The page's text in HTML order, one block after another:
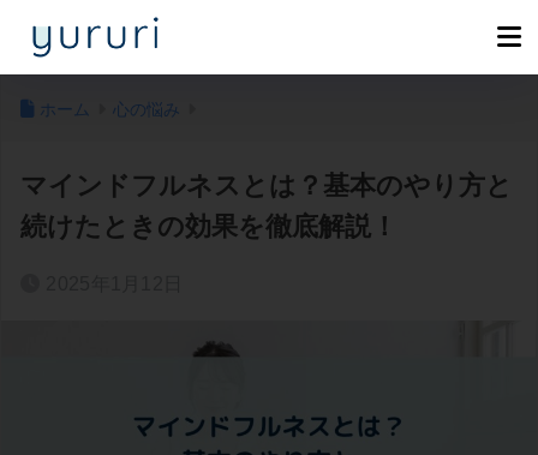
ホーム 心の悩み
マインドフルネスとは？基本のやり方と
続けたときの効果を徹底解説！